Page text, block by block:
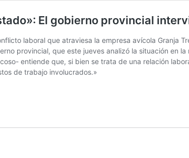
El gobierno provincial
laboral que atraviesa la empresa avícola Granja
provincial, que este jueves analizó la situación en
entiende que, si bien se trata de una relación
de trabajo involucrados.»